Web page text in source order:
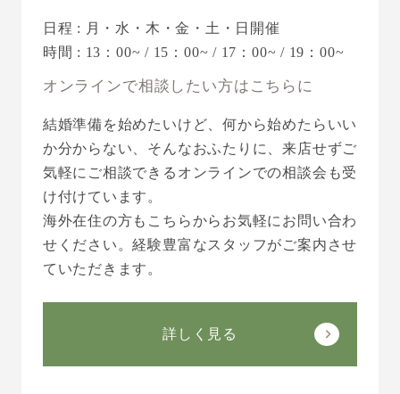
日程 : 月・水・木・金・土・日開催
時間 : 13：00~ / 15：00~ / 17：00~ / 19：00~
オンラインで相談したい方はこちらに
結婚準備を始めたいけど、何から始めたらいい
か分からない、そんなおふたりに、来店せずご
気軽にご相談できるオンラインでの相談会も受
け付けています。
海外在住の方もこちらからお気軽にお問い合わ
せください。経験豊富なスタッフがご案内させ
ていただきます。
詳しく見る